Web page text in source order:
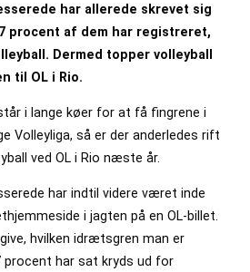
har allerede skrevet sig
procent af dem har registreret,
Dermed topper volleyball
til OL i Rio.
i lange køer for at få fingrene i
Volleyliga, så er der anderledes rift
ved OL i Rio næste år.
har indtil videre været inde
i jagten på en OL-billet.
hvilken idrætsgren man er
har sat kryds ud for